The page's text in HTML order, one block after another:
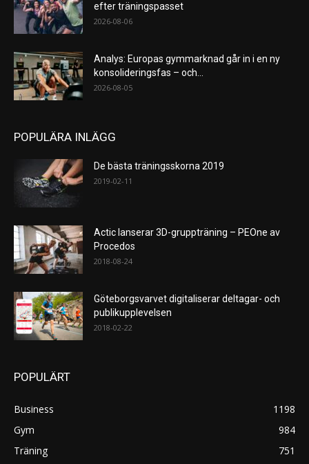
efter träningspasset
2026-08-06
Analys: Europas gymmarknad går in i en ny
konsolideringsfas – och...
2026-08-05
POPULÄRA INLÄGG
De bästa träningsskorna 2019
2019-02-11
Actic lanserar 3D-gruppträning – PEOne av
Procedos
2018-08-24
Göteborgsvarvet digitaliserar deltagar- och
publikupplevelsen
2018-02-22
POPULÄRT
Business
1198
Gym
984
Träning
751